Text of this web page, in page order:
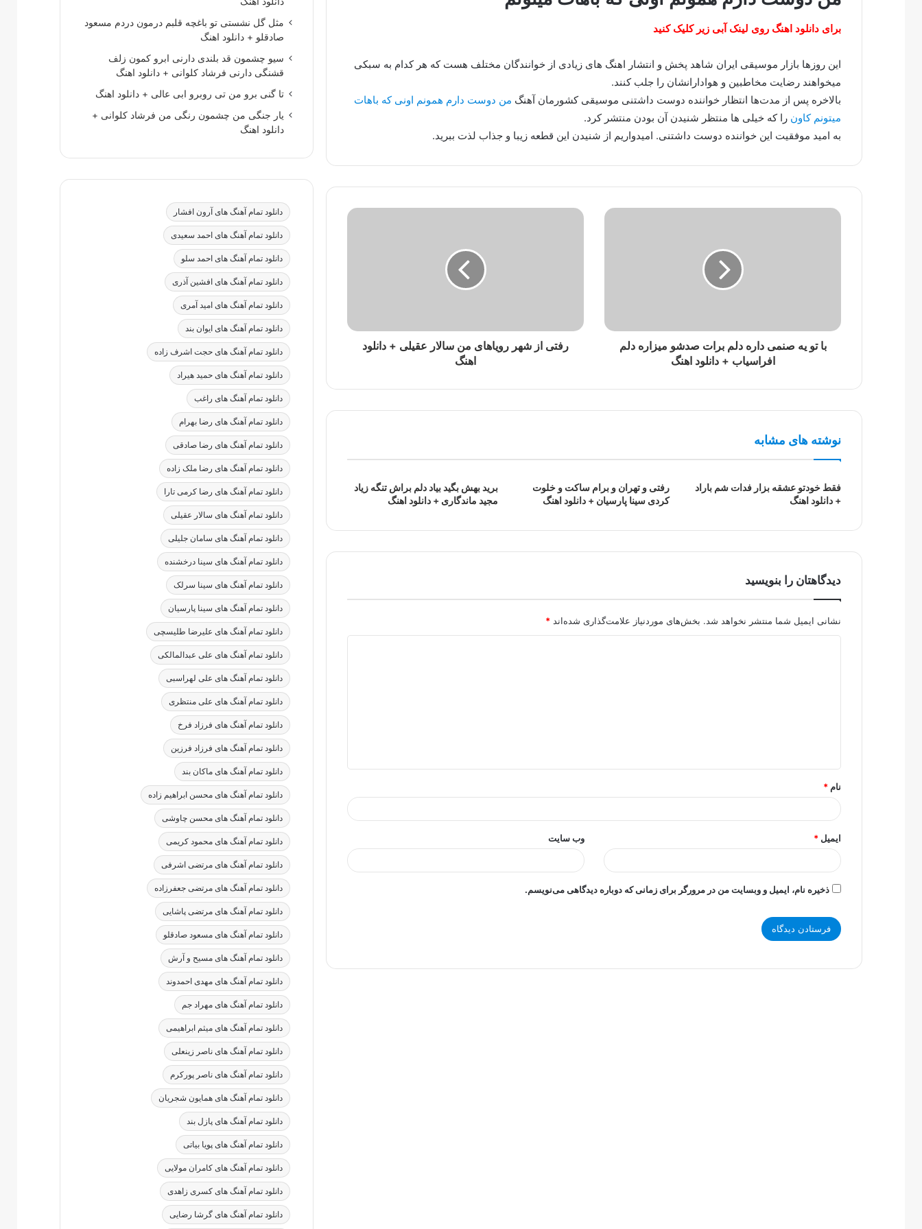
برای دانلود اهنگ روی لینک آبی زیر کلیک کنید
این روزها بازار موسیقی ایران شاهد پخش و انتشار اهنگ های زیادی از خوانندگان مختلف هست که هر کدام به سبکی
میخواهند رضایت مخاطبین و هوادارانشان را جلب کنند.
بالاخره پس از مدت‌ها انتظار خواننده دوست داشتنی موسیقی کشورمان آهنگ من دوست دارم همونم اونی که باهات
میتونم کاون را که خیلی ها منتظر شنیدن آن بودن منتشر کرد.
به امید موفقیت این خواننده دوست داشتنی. امیدواریم از شنیدن این قطعه زیبا و جذاب لذت ببرید.
با تو یه صنمی داره دلم برات صدشو میزاره دلم
افراسیاب + دانلود اهنگ
رفتی از شهر رویاهای من سالار عقیلی + دانلود
اهنگ
نوشته های مشابه
فقط خودتو عشقه بزار فدات شم باراد
+ دانلود اهنگ
رفتی و تهران و برام ساکت و خلوت
کردی سینا پارسیان + دانلود اهنگ
برید بهش بگید بیاد دلم براش تنگه زیاد
مجید ماندگاری + دانلود اهنگ
دیدگاهتان را بنویسید
نشانی ایمیل شما منتشر نخواهد شد. بخش‌های موردنیاز علامت‌گذاری شده‌اند *
*
نام *
ایمیل * وب‌ سایت
ذخیره نام، ایمیل و وبسایت من در مرورگر برای زمانی که دوباره دیدگاهی می‌نویسم.
مثل گل نشستی تو باغچه قلبم درمون دردم مسعود
صادقلو + دانلود اهنگ
سیو چشمون قد بلندی دارنی ابرو کمون زلف
قشنگی دارنی فرشاد کلوانی + دانلود اهنگ
تا گنی برو من تی روبرو ابی عالی + دانلود اهنگ
یار جنگی من چشمون رنگی من فرشاد کلوانی +
دانلود اهنگ
دانلود تمام آهنگ های آرون افشار
دانلود تمام آهنگ های احمد سعیدی
دانلود تمام آهنگ های احمد سلو
دانلود تمام آهنگ های افشین آذری
دانلود تمام آهنگ های امید آمری
دانلود تمام آهنگ های ایوان بند
دانلود تمام آهنگ های حجت اشرف زاده
دانلود تمام آهنگ های حمید هیراد
دانلود تمام آهنگ های راغب
دانلود تمام آهنگ های رضا بهرام
دانلود تمام آهنگ های رضا صادقی
دانلود تمام آهنگ های رضا ملک زاده
دانلود تمام آهنگ های رضا کرمی تارا
دانلود تمام آهنگ های سالار عقیلی
دانلود تمام آهنگ های سامان جلیلی
دانلود تمام آهنگ های سینا درخشنده
دانلود تمام آهنگ های سینا سرلک
دانلود تمام آهنگ های سینا پارسیان
دانلود تمام آهنگ های علیرضا طلیسچی
دانلود تمام آهنگ های علی عبدالمالکی
دانلود تمام آهنگ های علی لهراسبی
دانلود تمام آهنگ های علی منتظری
دانلود تمام آهنگ های فرزاد فرخ
دانلود تمام آهنگ های فرزاد فرزین
دانلود تمام آهنگ های ماکان بند
دانلود تمام آهنگ های محسن ابراهیم زاده
دانلود تمام آهنگ های محسن چاوشی
دانلود تمام آهنگ های محمود کریمی
دانلود تمام آهنگ های مرتضی اشرفی
دانلود تمام آهنگ های مرتضی جعفرزاده
دانلود تمام آهنگ های مرتضی پاشایی
دانلود تمام آهنگ های مسعود صادقلو
دانلود تمام آهنگ های مسیح و آرش
دانلود تمام آهنگ های مهدی احمدوند
دانلود تمام آهنگ های مهراد جم
دانلود تمام آهنگ های میثم ابراهیمی
دانلود تمام آهنگ های ناصر زینعلی
دانلود تمام آهنگ های ناصر پورکرم
دانلود تمام آهنگ های همایون شجریان
دانلود تمام آهنگ های پازل بند
دانلود تمام آهنگ های پویا بیاتی
دانلود تمام آهنگ های کامران مولایی
دانلود تمام آهنگ های کسری زاهدی
دانلود تمام آهنگ های گرشا رضایی